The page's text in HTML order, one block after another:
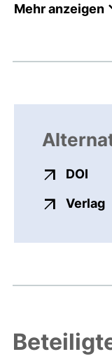
Mehr anzeigen
DOI
Verlag